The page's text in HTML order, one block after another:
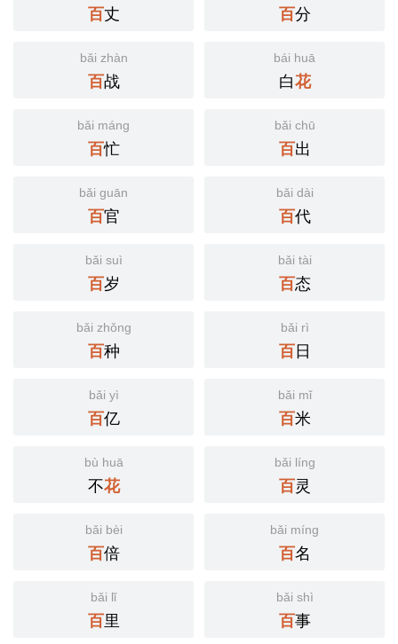
百丈 百分
bǎi zhàn
百战
bái huā
白花
bǎi máng
百忙
bǎi chū
百出
bǎi guān
百官
bǎi dài
百代
bǎi suì
百岁
bǎi tài
百态
bǎi zhǒng
百种
bǎi rì
百日
bǎi yì
百亿
bǎi mǐ
百米
bù huā
不花
bǎi líng
百灵
bǎi bèi
百倍
bǎi míng
百名
bǎi lǐ
百里
bǎi shì
百事